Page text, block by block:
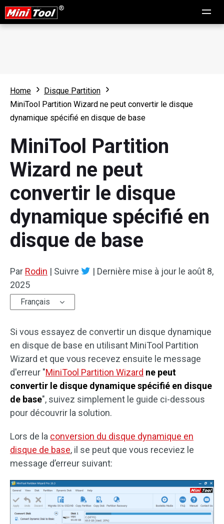
Home
Disque Partition
MiniTool Partition Wizard ne peut convertir le disque
dynamique spécifié en disque de base
MiniTool Partition
Wizard ne peut
convertir le disque
dynamique spécifié en
disque de base
Par Rodin | Suivre | Dernière mise à jour le août 8,
2025
Français
Si vous essayez de convertir un disque dynamique
en disque de base en utilisant MiniTool Partition
Wizard et que vous recevez ensuite le message
d'erreur "MiniTool Partition Wizard ne peut
convertir le disque dynamique spécifié en disque
de base", suivez simplement le guide ci-dessous
pour découvrir la solution.
Lors de la conversion du disque dynamique en
disque de base, il se peut que vous receviez le
message d’erreur suivant: